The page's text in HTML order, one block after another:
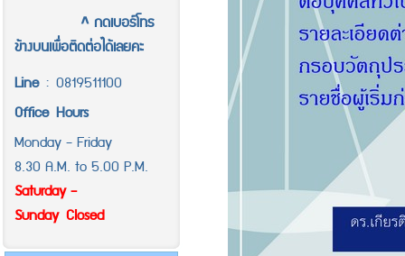
^ กดเบอร์โทร
ข้างบนเพื่อติดต่อได้เลยคะ
Line: 0819511100
Office Hours
Monday - Friday
8.30 A.M. to 5.00 P.M.
Saturday -
Sunday Closed